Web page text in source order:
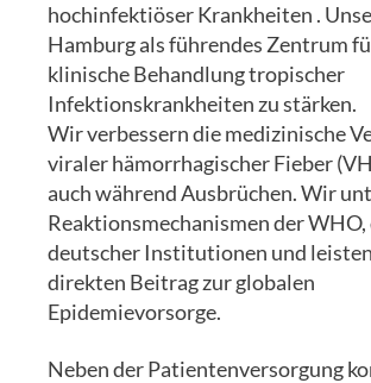
hochinfektiöser Krankheiten .
Hamburg als führendes Zentrum
klinische Behandlung tropischer
Infektionskrankheiten zu stärken.
Wir verbessern die medizinische
viraler hämorrhagischer Fieber
auch während Ausbrüchen. Wir
Reaktionsmechanismen der WHO,
deutscher Institutionen und
direkten Beitrag zur globalen
Epidemievorsorge.
Neben der Patientenversorgung